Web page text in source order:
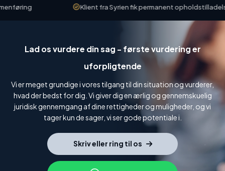
Klient fra Syrien fik permanent opholdstilladelse
Lad os vurdere din sag - første vurdering er
uforpligtende
Vi er meget grundige i vores tilgang til din situation og vurderer,
hvad der bedst for dig. Vi giver dig en ærlig og gennemskuelig
juridisk gennemgang af dine rettigheder og muligheder, og vi
tager kun de sager, vi ser gode potentiale i.
Skriv eller ring til os